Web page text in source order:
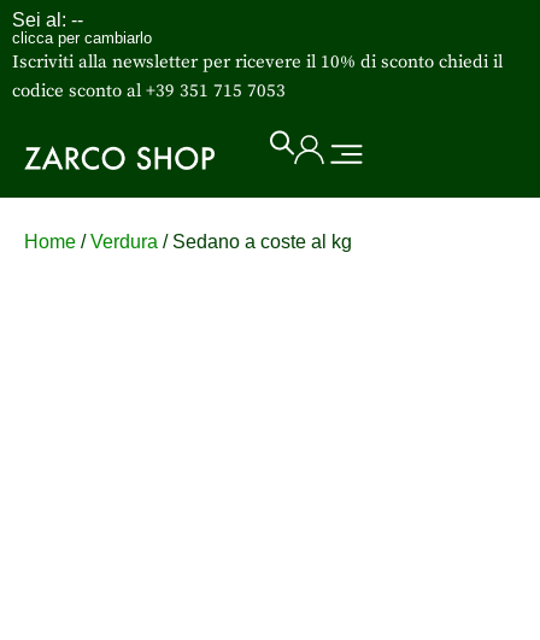
Iscriviti alla newsletter per ricevere il 10% di sconto chiedi il
codice sconto al +39 351 715 7053
Sei al: --
clicca per cambiarlo
Home /Verdura / Sedano a coste al kg